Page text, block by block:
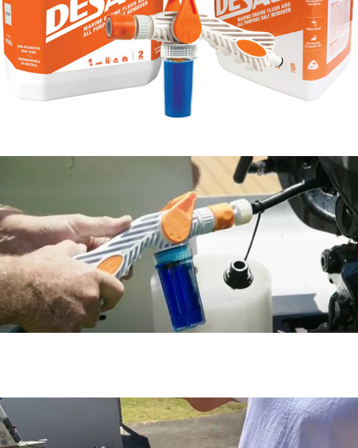
塩分除去＆塩害防止
万能クリーナー
水で薄めて塗るだけで付着した塩分を除去し、塩害から保護
するクリーニング剤。
ボートやヨット、カヤックの洗浄、エンジンの錆の除去にも
5L、ディスペンサーも販売中
●お取り寄せ商品になります。1週間以内に入荷できない場
合は、改めてご連絡させていただきます